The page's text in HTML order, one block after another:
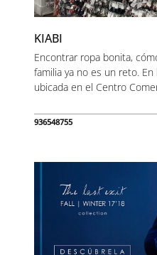
KIABI
Encontrar ropa bonita,
familia ya no es un reto. En
ubicada en el Centro
936548755